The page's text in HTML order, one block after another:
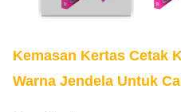
Kemasan Kertas Cetak
Warna Jendela Untuk